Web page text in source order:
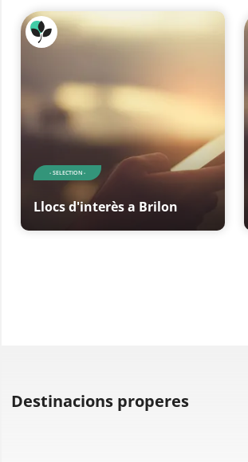
- SELECTION -
Llocs d'interès a Brilon
Destinacions properes